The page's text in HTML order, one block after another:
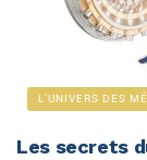
L'UNIVERS DES
Les secrets